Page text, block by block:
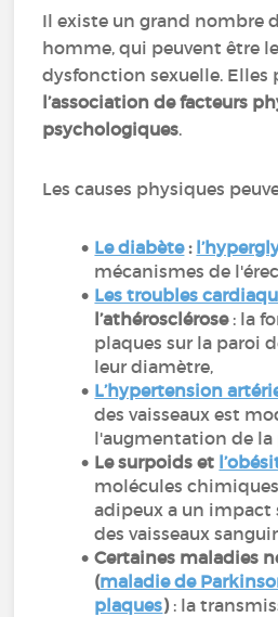
Il existe un grand nombre
homme, qui peuvent être
dysfonction sexuelle. Elles
l’association de facteurs
psychologiques.
Les causes physiques
Le diabète:
mécanismes de
Les troubles
l’athérosclérose: la
plaques sur la paroi
leur diamètre,
L’hypertension
des vaisseaux est
l'augmentation de la
Le surpoids et
molécules
adipeux a un
des vaisseaux
Certaines maladies
(maladie de
plaques): la